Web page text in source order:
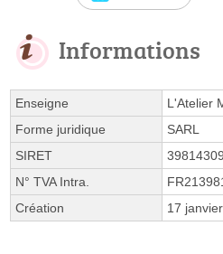
Informations
Enseigne
L'Atelier
Forme juridique
SARL
SIRET
N° TVA Intra.
Création
17